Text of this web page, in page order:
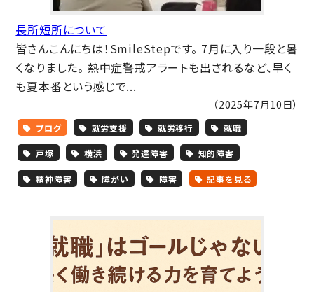
長所短所について
皆さんこんにちは！SmileStepです。 7月に入り一段と暑
くなりました。 熱中症警戒アラートも出されるなど、早く
も夏本番という感じで...
（2025年7月10日）
ブログ 就労支援 就労移行 就職
戸塚 横浜 発達障害 知的障害
精神障害 障がい 障害 記事を見る